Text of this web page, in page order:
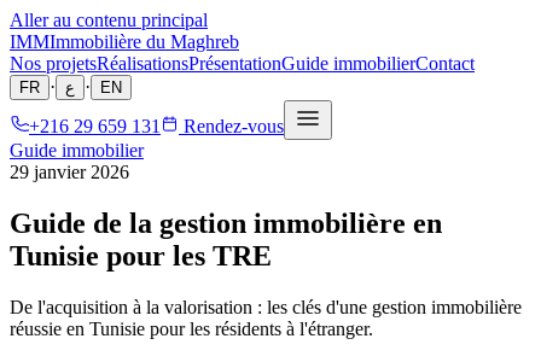
Aller au contenu principal
IMMImmobilière du Maghreb
Nos projetsRéalisationsPrésentationGuide immobilierContact
FR · ع · EN
+216 29 659 131
Rendez-vous
Guide immobilier
29 janvier 2026
Guide de la gestion immobilière en
Tunisie pour les TRE
De l'acquisition à la valorisation : les clés d'une gestion immobilière
réussie en Tunisie pour les résidents à l'étranger.